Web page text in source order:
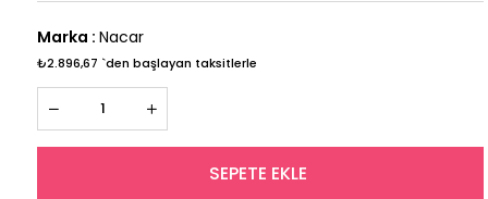
Marka : Nacar
₺2.896,67 `den başlayan taksitlerle